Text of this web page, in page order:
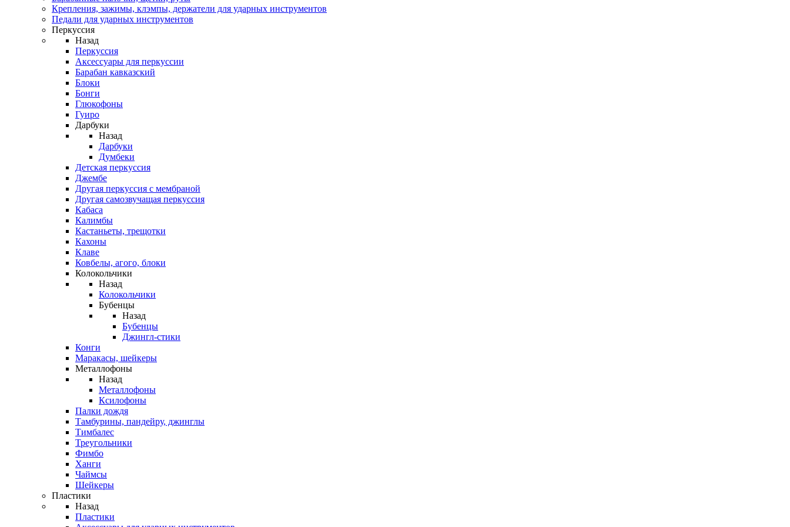
Крепления, зажимы, клэмпы, держатели для ударных инструментов
Педали для ударных инструментов
Перкуссия
Назад
Перкуссия
Аксессуары для перкуссии
Барабан кавказский
Блоки
Бонги
Глюкофоны
Гуиро
Дарбуки
Назад
Дарбуки
Думбеки
Детская перкуссия
Джембе
Другая перкуссия с мембраной
Другая самозвучащая перкуссия
Кабаса
Калимбы
Кастаньеты, трещотки
Кахоны
Клаве
Ковбелы, агого, блоки
Колокольчики
Назад
Колокольчики
Бубенцы
Назад
Бубенцы
Джингл-стики
Конги
Маракасы, шейкеры
Металлофоны
Назад
Металлофоны
Ксилофоны
Палки дождя
Тамбурины, пандейру, джинглы
Тимбалес
Треугольники
Фимбо
Ханги
Чаймсы
Шейкеры
Пластики
Назад
Пластики